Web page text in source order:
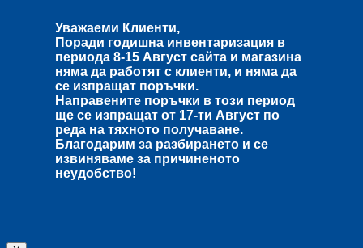
Уважаеми Клиенти,
Поради годишна инвентаризация в
периода 8-15 Август сайта и магазина
няма да работят с клиенти, и няма да
се изпращат поръчки.
Направените поръчки в този период
ще се изпращат от 17-ти Август по
реда на тяхното получаване.
Благодарим за разбирането и се
извиняваме за причиненото
неудобство!